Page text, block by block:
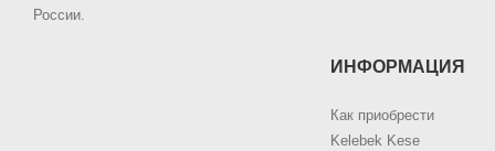
России.
ИНФОРМАЦИЯ
Как приобрести
Kelebek Kese